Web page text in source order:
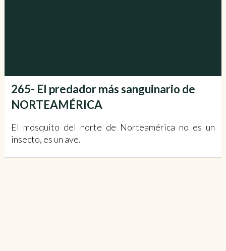
265- El predador más sanguinario de
NORTEAMÉRICA
El mosquito del norte de Norteamérica no es un
insecto, es un ave.